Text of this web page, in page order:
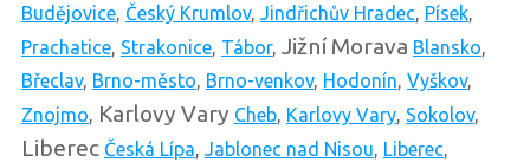
Budějovice, Český Krumlov, Jindřichův Hradec, Písek,
Prachatice, Strakonice, Tábor, Jižní Morava Blansko,
Břeclav, Brno-město, Brno-venkov, Hodonín, Vyškov,
Znojmo, Karlovy Vary Cheb, Karlovy Vary, Sokolov,
Liberec Česká Lípa, Jablonec nad Nisou, Liberec,